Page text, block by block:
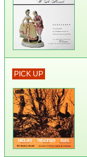
PICK UP